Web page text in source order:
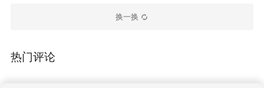
换一换
热门评论